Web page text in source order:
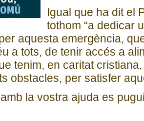
Igual que ha dit el
tothom “a dedicar
aquesta emergència,
a tots, de tenir accés a
tenim, en caritat
obstacles, per satisfer
la vostra ajuda es